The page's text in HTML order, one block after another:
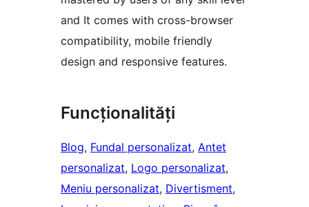
and It comes with cross-browser
compatibility, mobile friendly
design and responsive features.
Funcționalități
Blog, Fundal personalizat, Antet
personalizat, Logo personalizat
Meniu personalizat, Divertisment